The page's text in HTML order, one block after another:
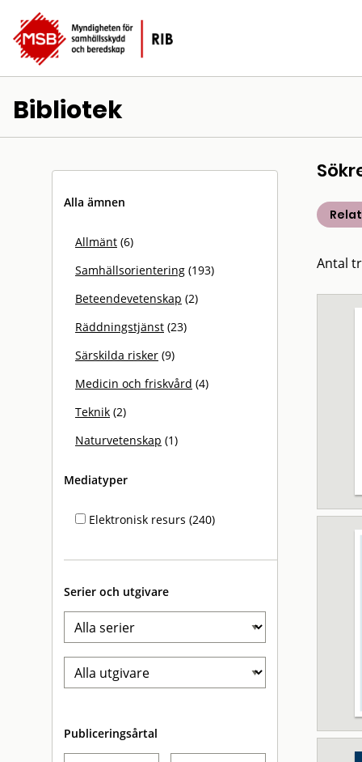
Bibliotek
Alla ämnen
Allmänt (6)
Samhällsorientering (193)
Beteendevetenskap (2)
Räddningstjänst (23)
Särskilda risker (9)
Medicin och friskvård (4)
Teknik (2)
Naturvetenskap (1)
Mediatyper
Elektronisk resurs (240)
Serier och utgivare
Publiceringsårtal
Antal